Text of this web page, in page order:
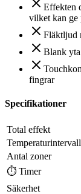
Effekten
vilket kan ge
Fläktljud
Blank
fingrar
Specifikationer
Total effekt
Temperaturintervall
Antal zoner
⏱ Timer
Säkerhet